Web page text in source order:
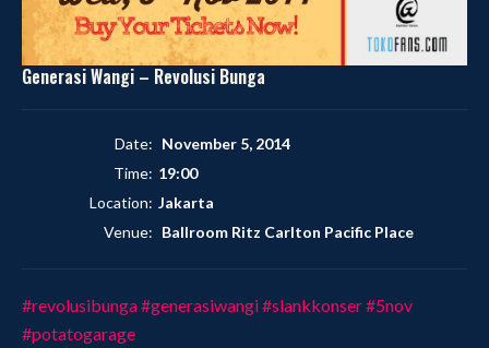
Generasi Wangi – Revolusi Bunga
Date: November 5, 2014
Time: 19:00
Location: Jakarta
Venue: Ballroom Ritz Carlton Pacific Place
#revolusibunga#generasiwangi#slankkonser#5nov
#potatogarage